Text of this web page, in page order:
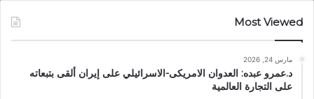
Most Viewed
مارس 24, 2026
د.عمرو عبده: العدوان الامريكى-الاسرائيلي على إيران ألقى بتبعاته
على التجارة العالمية